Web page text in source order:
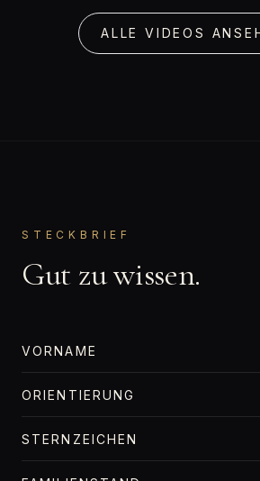
ALLE VIDEOS
STECKBRIEF
Gut zu wissen.
VORNAME
ORIENTIERUNG
STERNZEICHEN